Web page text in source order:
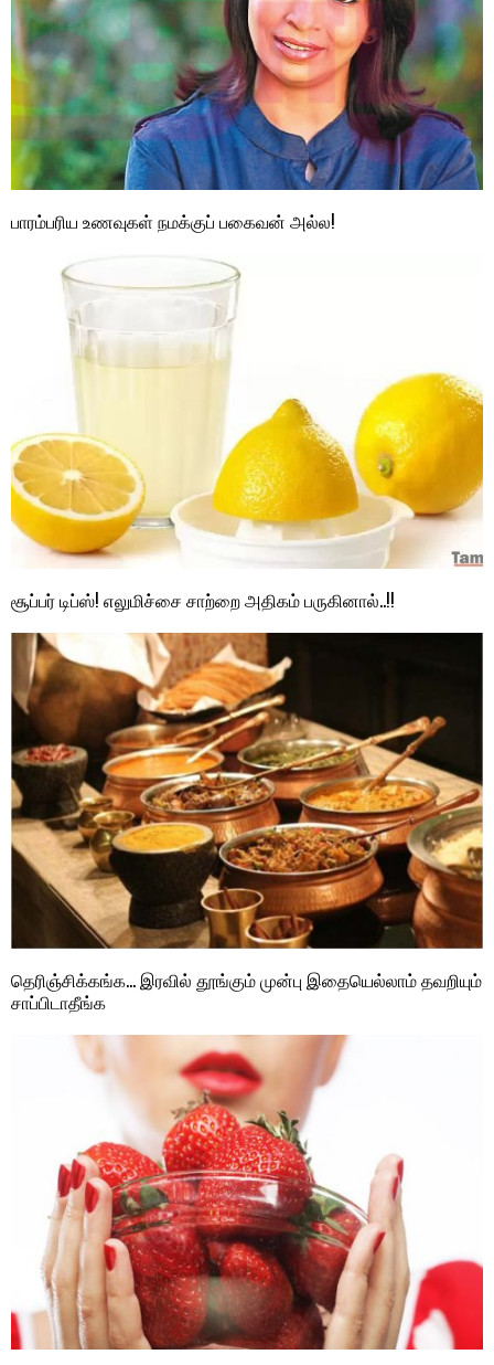
பாரம்பரிய உணவுகள் நமக்குப் பகைவன் அல்ல!
சூப்பர் டிப்ஸ்! எலுமிச்சை சாற்றை அதிகம் பருகினால்..!!
தெரிஞ்சிக்கங்க… இரவில் தூங்கும் முன்பு இதையெல்லாம் தவறியும்
சாப்பிடாதீங்க